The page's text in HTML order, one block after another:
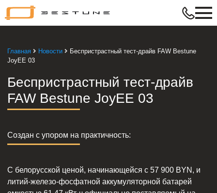
Главная Новости
Беспристрастный тест-драйв FAW Bestune
JoyEE 03
Беспристрастный тест-драйв
FAW Bestune JoyEE 03
Создан с упором на практичность:
С белорусской ценой, начинающейся с 57 900 BYN, и
литий-железо-фосфатной аккумуляторной батарей